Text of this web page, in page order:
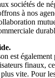
sociétés de
à nos
est
finaux,
vite. Pour